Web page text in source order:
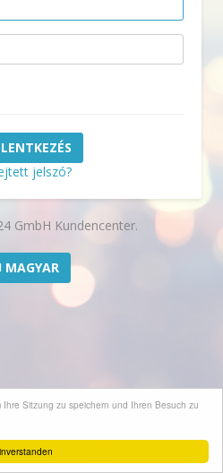
Sitzung zu speichern und Ihren Besuch zu
jelszó?
GmbH Kundencenter.
MAGYAR